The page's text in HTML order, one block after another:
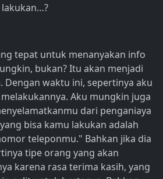
lakukan…?
tepat untuk menanyakan info
bukan? Itu akan menjadi
Dengan waktu ini, sepertinya aku
Aku mungkin juga
dari penganiaya
bisa kamu lakukan adalah
teleponmu." Bahkan jika dia
tipe orang yang akan
karena rasa terima kasih, yang